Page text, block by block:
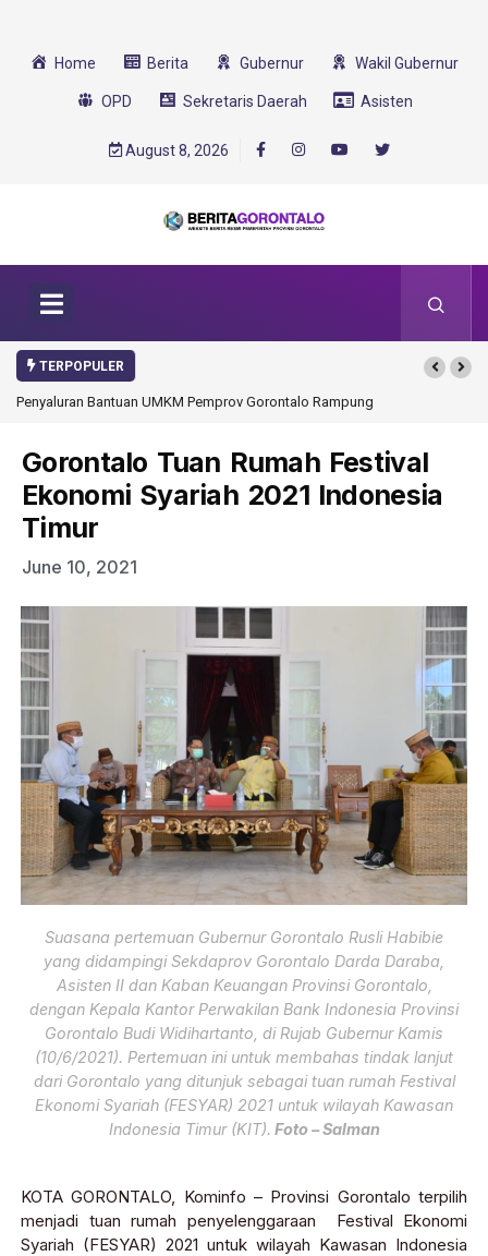
Home Berita Gubernur Wakil Gubernur
OPD Sekretaris Daerah Asisten
August 8, 2026
TERPOPULER
Penyaluran Bantuan UMKM Pemprov Gorontalo RampungGorontalo Ikut
Gorontalo Tuan Rumah Festival
Ekonomi Syariah 2021 Indonesia
Timur
June 10, 2021
Suasana pertemuan Gubernur Gorontalo Rusli Habibie
yang didampingi Sekdaprov Gorontalo Darda Daraba,
Asisten II dan Kaban Keuangan Provinsi Gorontalo,
dengan Kepala Kantor Perwakilan Bank Indonesia Provinsi
Gorontalo Budi Widihartanto, di Rujab Gubernur Kamis
(10/6/2021). Pertemuan ini untuk membahas tindak lanjut
dari Gorontalo yang ditunjuk sebagai tuan rumah Festival
Ekonomi Syariah (FESYAR) 2021 untuk wilayah Kawasan
Indonesia Timur (KIT). Foto – Salman
KOTA GORONTALO, Kominfo – Provinsi Gorontalo terpilih
menjadi tuan rumah penyelenggaraan Festival Ekonomi
Syariah (FESYAR) 2021 untuk wilayah Kawasan Indonesia